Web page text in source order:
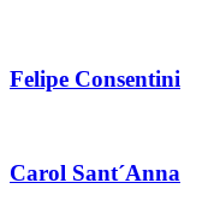
Felipe Consentini
Carol Sant´Anna